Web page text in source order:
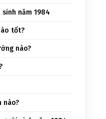
sinh năm 1984
tốt?
nào?
nào?